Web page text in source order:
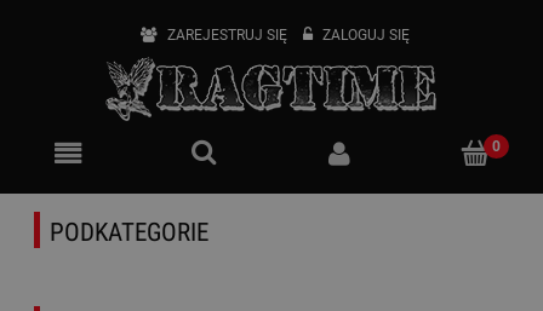
ZAREJESTRUJ SIĘ ZALOGUJ SIĘ
PODKATEGORIE